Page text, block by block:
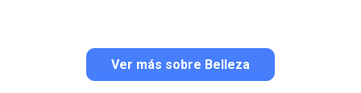
Ver más sobre Belleza